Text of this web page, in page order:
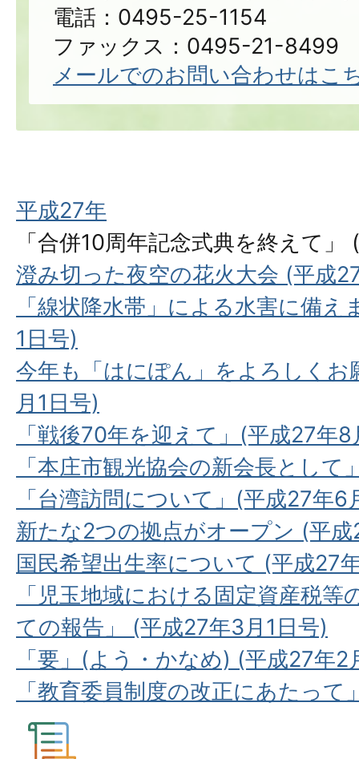
電話：0495-25-1154
ファックス：0495-21-8499
メールでのお問い合わせはこ
平成27年
「合併10周年記念式典を終えて
澄み切った夜空の花火大会 (平成
「線状降水帯」による水害に備
1日号)
今年も「はにぽん」をよろしく
月1日号)
「戦後70年を迎えて」(平成27年8
「本庄市観光協会の新会長として
「台湾訪問について」(平成27年6
新たな2つの拠点がオープン (平
国民希望出生率について (平成27
「児玉地域における固定資産税
ての報告」 (平成27年3月1日号)
「要」(よう・かなめ) (平成27年2
「教育委員制度の改正にあたって